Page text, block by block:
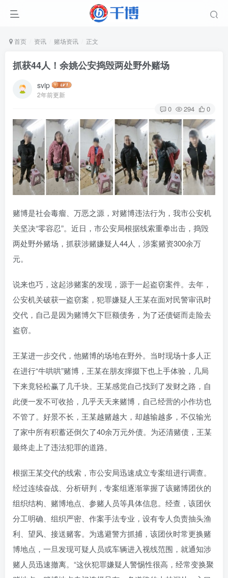
首页 资讯 赌场资讯 正文
抓获44人！余姚公安捣毁两处野外赌场
svip
2年前更新
0 294 0
赌博是社会毒瘤、万恶之源，对赌博违法行为，我市公安机
关坚决“零容忍”。近日，市公安局根据线索重拳出击，捣毁
两处野外赌场，抓获涉赌嫌疑人44人，涉案赌资300余万
元。
说来也巧，这起涉赌案的发现，源于一起盗窃案件。去年，
公安机关破获一盗窃案，犯罪嫌疑人王某在面对民警审讯时
交代，自己是因为赌博欠下巨额债务，为了还债铤而走险去
盗窃。
王某进一步交代，他赌博的场地在野外。当时现场十多人正
在进行“牛哄哄”赌博，王某在朋友撺掇下也上手体验，几局
下来竟轻松赢了几千块。王某感觉自己找到了发财之路，自
此便一发不可收拾，几乎天天来赌博，自己经营的小作坊也
不管了。好景不长，王某越赌越大，却越输越多，不仅输光
了家中所有积蓄还倒欠了40余万元外债。为还清赌债，王某
最终走上了违法犯罪的道路。
根据王某交代的线索，市公安局迅速成立专案组进行调查。
经过连续奋战、分析研判，专案组逐渐掌握了该赌博团伙的
组织结构、赌博地点、参赌人员等具体信息。经查，该团伙
分工明确、组织严密、作案手法专业，设有专人负责抽头渔
利、望风、接送赌客。为逃避警方抓捕，该团伙时常更换赌
博地点，一旦发现可疑人员或车辆进入视线范围，就通知涉
赌人员迅速撤离。“这伙犯罪嫌疑人警惕性很高，经常变换聚